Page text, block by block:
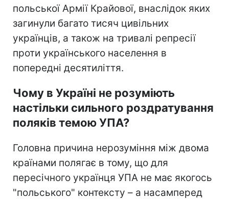
польської Армії Крайової, внаслідок яких
загинули багато тисяч цивільних
українців, а також на тривалі репресії
проти українського населення в
попередні десятиліття.
Чому в Україні не розуміють
настільки сильного роздратування
поляків темою УПА?
Головна причина нерозуміння між двома
країнами полягає в тому, що для
пересічного українця УПА не має якогось
"польського" контексту – а насамперед